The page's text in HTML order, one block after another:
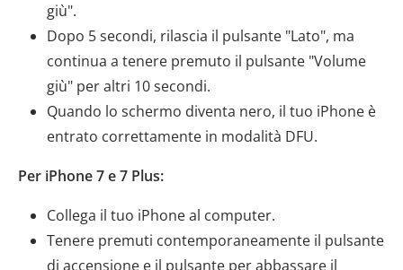
giù".
Dopo 5 secondi, rilascia il pulsante "Lato", ma
continua a tenere premuto il pulsante "Volume
giù" per altri 10 secondi.
Quando lo schermo diventa nero, il tuo iPhone è
entrato correttamente in modalità DFU.
Per iPhone 7 e 7 Plus:
Collega il tuo iPhone al computer.
Tenere premuti contemporaneamente il pulsante
di accensione e il pulsante per abbassare il